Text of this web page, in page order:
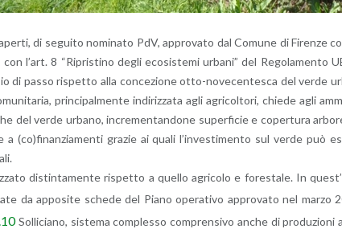
di se­gui­to no­mi­na­to PdV, ap­pro­va­to dal Co­mu­ne di Fi­ren­ze
con l’art. 8 “Ri­pri­sti­no degli eco­si­ste­mi ur­ba­ni” del Re­go­la­men­to
di passo ri­spet­to alla con­ce­zio­ne ot­to-no­ve­cen­te­sca del verde
prin­ci­pal­men­te in­di­riz­za­ta agli agri­col­to­ri, chie­de agli
del verde ur­ba­no, in­cre­men­tan­do­ne su­per­fi­cie e co­per­tu­ra
(co)fi­nan­zia­men­ti gra­zie ai quali l’in­ve­sti­men­to sul verde può
di­stin­ta­men­te ri­spet­to a quel­lo agri­co­lo e fo­re­sta­le. In
da ap­po­si­te sche­de del Piano ope­ra­ti­vo ap­pro­va­to nel marzo
Sol­li­cia­no, si­ste­ma com­ples­so com­pren­si­vo anche di